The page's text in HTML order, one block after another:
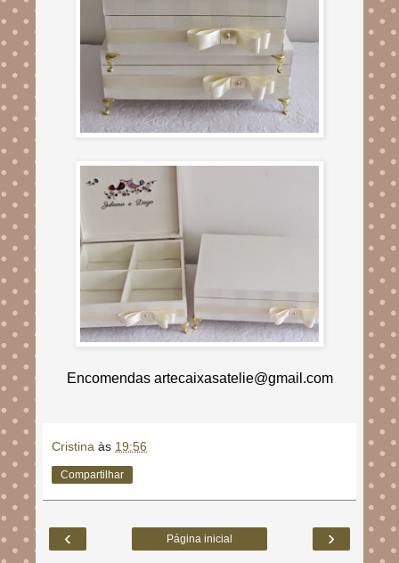
Encomendas artecaixasatelie@gmail.com
Cristina às 19:56
Compartilhar
‹ ›
Página inicial